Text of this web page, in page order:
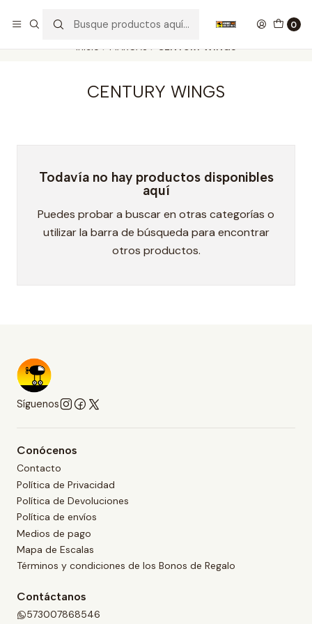
0
Inicio MARCAS CENTURY WINGS
CENTURY WINGS
Todavía no hay productos disponibles
aquí
Puedes probar a buscar en otras categorías o
utilizar la barra de búsqueda para encontrar
otros productos.
Síguenos
Conócenos
Contacto
Política de Privacidad
Política de Devoluciones
Política de envíos
Medios de pago
Mapa de Escalas
Términos y condiciones de los Bonos de Regalo
Contáctanos
573007868546